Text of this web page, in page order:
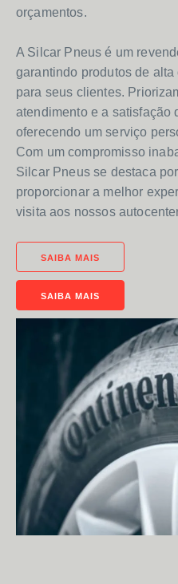
orçamentos.
A Silcar Pneus é um
garantindo produtos de
para seus clientes.
atendimento e a satisfação
oferecendo um serviço
Com um compromisso
Silcar Pneus se destaca
proporcionar a melhor
visita aos nossos
SAIBA MAIS
SAIBA MAIS